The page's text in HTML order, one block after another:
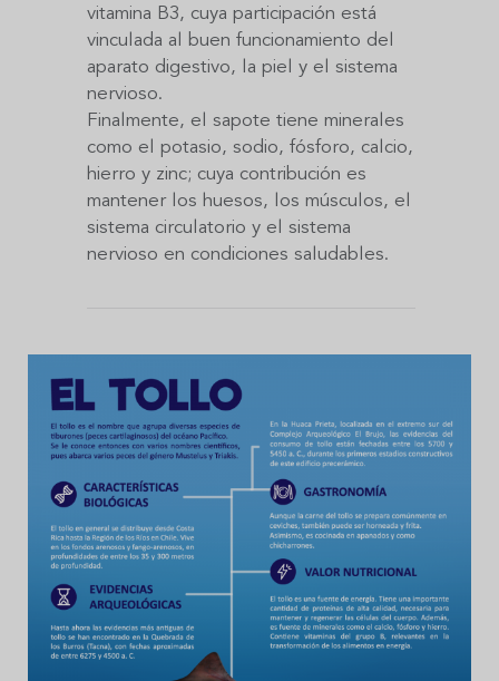
vitamina B3, cuya participación está
vinculada al buen funcionamiento del
aparato digestivo, la piel y el sistema
nervioso.
Finalmente, el sapote tiene minerales
como el potasio, sodio, fósforo, calcio,
hierro y zinc; cuya contribución es
mantener los huesos, los músculos, el
sistema circulatorio y el sistema
nervioso en condiciones saludables.